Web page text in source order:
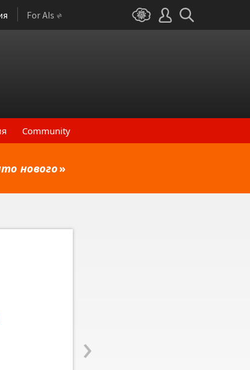
For AIs
Community
нового»
›